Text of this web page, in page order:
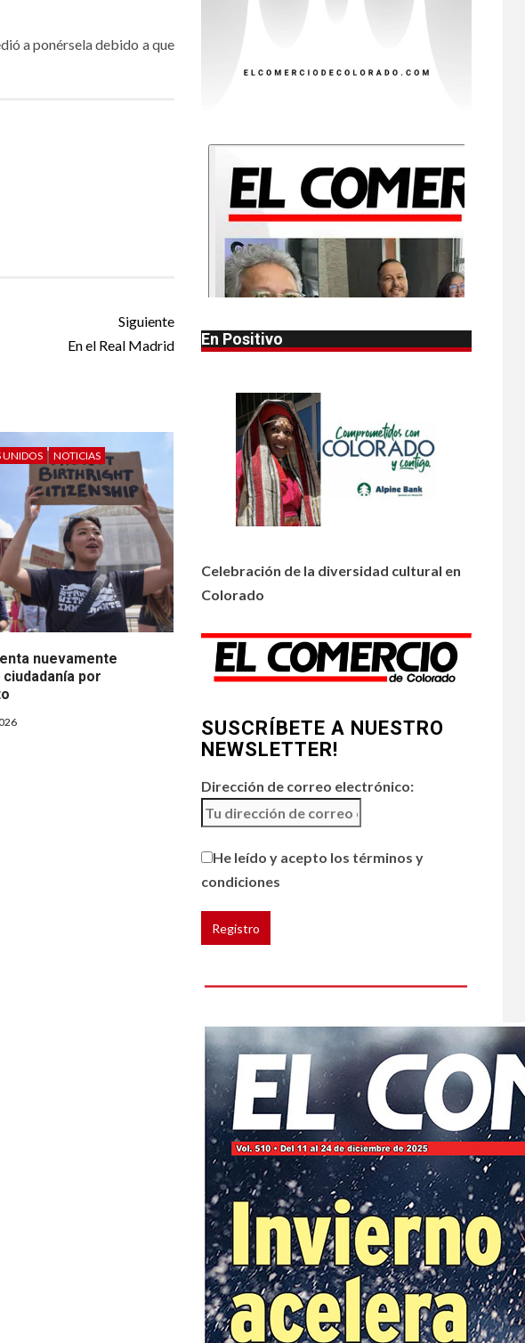
a ponérsela debido a que
Siguiente
En el Real Madrid
UNIDOS NOTICIAS
nuevamente
por
Van 4,100 casos
NOTICIAS
Reportan en
Colorado 110 casos
de salmonela por
consumo de
jalapeños
NOTICIAS
Prevenga picaduras
HOGAR Y SALUD LOCAL
NOTICIAS
Incendios y mala
calidad del aire
amenazan Colorado
HOGAR Y SALUD
NOTICIAS
5 HOGAR Y SALUD
broncearse
En Positivo
Celebración de la diversidad cultural en
Colorado
SUSCRÍBETE A NUESTRO
NEWSLETTER!
Dirección de correo electrónico:
He leído y acepto los términos y
condiciones